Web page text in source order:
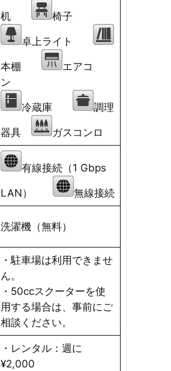
机 椅子
卓上ライト
本棚
エアコ
ン
冷蔵庫 調理
器具 ガスコンロ
有線接続（1 Gbps
LAN） 無線接続
洗濯機（無料）
・駐車場は利用できませ
ん。
・50ccスクーターを使
用する場合は、事前にご
相談ください。
・レンタル：週に
¥2,000